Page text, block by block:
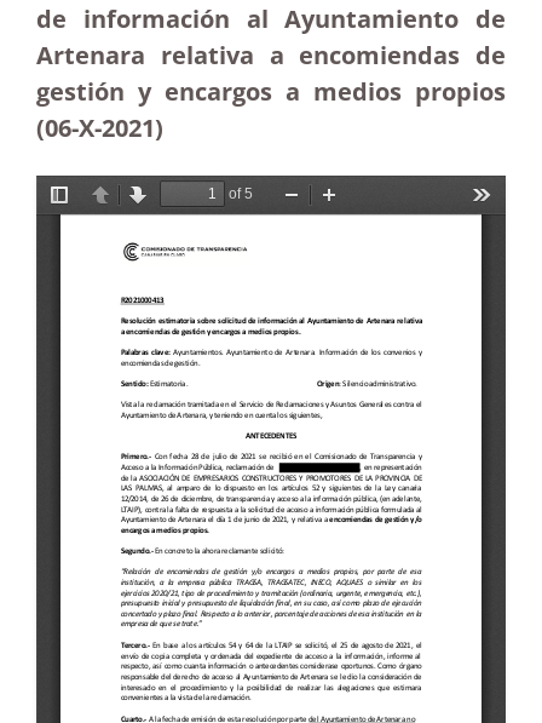
de información al Ayuntamiento de
Artenara relativa a encomiendas de
gestión y encargos a medios propios
(06-X-2021)